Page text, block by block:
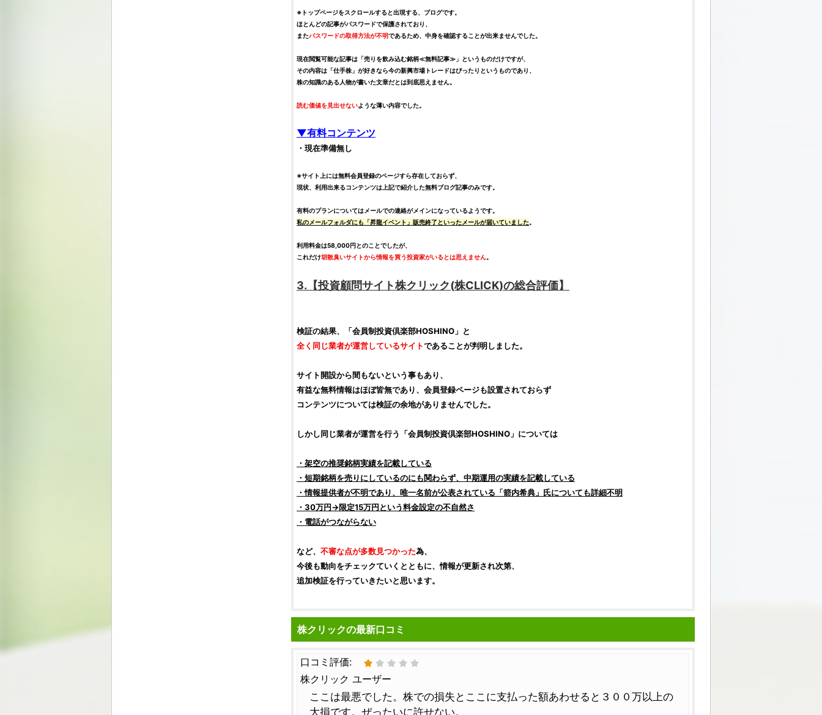
※トップページをスクロールすると出現する、ブログです。
ほとんどの記事がパスワードで保護されており、
またパスワードの取得方法が不明であるため、中身を確認することが出来ませんでした。
現在閲覧可能な記事は「売りを飲み込む銘柄≪無料記事≫」というものだけですが、
その内容は「仕手株 」が好きなら今の新興市場トレードはぴったりというものであり、
株の知識のある人物が書いた文章だとは到底思えません。
読む価値を見出せないような薄い内容でした。
▼有料コンテンツ
・現在準備無し
※サイト上には無料会員登録のページすら存在しておらず、
現状、利用出来るコンテンツは上記で紹介した無料ブログ記事のみです。
有料のプランについてはメールでの連絡がメインになっているようです。
私のメールフォルダにも「昇龍イベント」販売終了といったメールが届いていました。
利用料金は58,000円とのことでしたが、
これだけ胡散臭いサイトから情報を買う投資家がいるとは思えません。
3.【投資顧問サイト株クリック(株CLICK)の総合評価】
検証の結果、「会員制投資倶楽部HOSHINO 」と
全く同じ業者が運営しているサイトであることが判明しました。
サイト開設から間もないという事もあり、
有益な無料情報はほぼ皆無であり、会員登録ページも設置されておらず
コンテンツについては検証の余地がありませんでした。
しかし同じ業者が運営を行う「会員制投資倶楽部HOSHINO 」については
・架空の推奨銘柄実績を記載している
・短期銘柄を売りにしているのにも関わらず、中期運用の実績を記載している
・情報提供者が不明であり、唯一名前が公表されている「箭内希典 」氏についても詳細不明
・30万円→限定15万円という料金設定の不自然さ
・電話がつながらない
など、 不審な点が多数見つかった為、
今後も動向をチェックていくとともに、情報が更新され次第、
追加検証を行っていきたいと思います。
株クリックの最新口コミ
口コミ評価:
株クリック ユーザー
ここは最悪でした。株での損失とここに支払った額あわせると３００万以上の
大損です。ぜったいに許せない。